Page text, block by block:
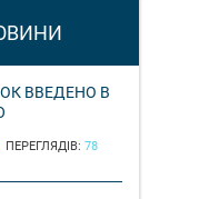
ВВЕДЕНО В
ПЕРЕГЛЯДІВ: 78